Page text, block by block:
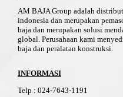
AM BAJA Group adalah
indonesia dan merupakan
baja dan merupakan solusi
global. Perusahaan kami
baja dan peralatan konstruksi.
INFORMASI
Telp : 024-7643-11 91